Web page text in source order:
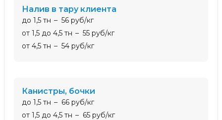
налив в тару клиента
до 1,5 тн
56 руб/кг
от 1,5 до 4,5 тн
55 руб/кг
от 4,5 тн
54 руб/кг
канистры, бочки
до 1,5 тн
66 руб/кг
от 1,5 до 4,5 тн
65 руб/кг